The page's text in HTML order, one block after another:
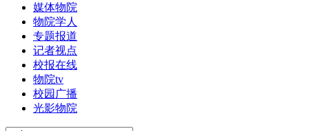
媒体物院
物院学人
专题报道
记者视点
校报在线
物院tv
校园广播
光影物院